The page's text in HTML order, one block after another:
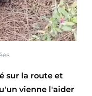
sur la route et
vienne l'aider